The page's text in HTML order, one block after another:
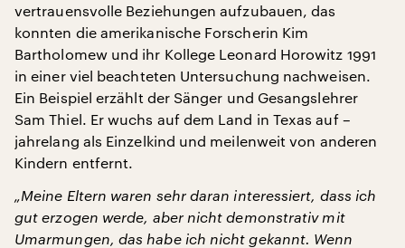
vertrauensvolle Beziehungen aufzubauen, das
konnten die amerikanische Forscherin Kim
Bartholomew und ihr Kollege Leonard Horowitz 1991
in einer viel beachteten Untersuchung nachweisen.
Ein Beispiel erzählt der Sänger und Gesangslehrer
Sam Thiel. Er wuchs auf dem Land in Texas auf –
jahrelang als Einzelkind und meilenweit von anderen
Kindern entfernt.
„Meine Eltern waren sehr daran interessiert, dass ich
gut erzogen werde, aber nicht demonstrativ mit
Umarmungen, das habe ich nicht gekannt. Wenn